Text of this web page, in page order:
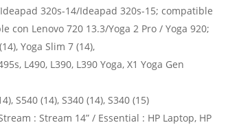
320s-14/Ideapad 320s-15; compatible
con Lenovo 720 13.3/Yoga 2 Pro / Yoga 920;
Yoga Slim 7 (14),
L490, L390, L390 Yoga, X1 Yoga Gen
S540 (14), S340 (14), S340 (15)
: Stream 14” / Essential : HP Laptop, HP